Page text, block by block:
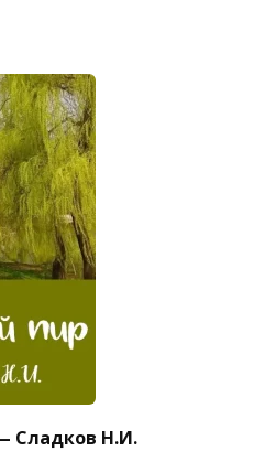
Сладков Н.И.